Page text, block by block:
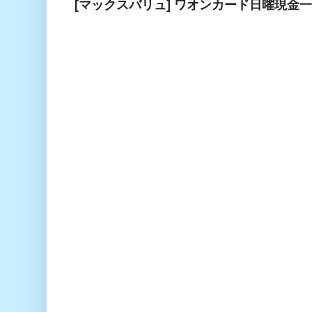
[マックスバリュ] ワオンカード日曜現金